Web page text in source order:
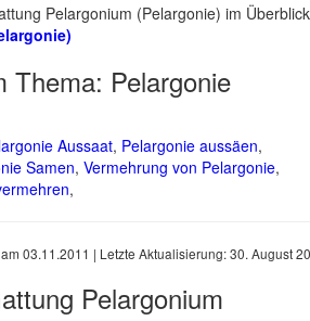
Pelargonium (Pelargonie) im
Thema: Pelargonie
Aussaat, Pelargonie aussäen,
Samen, Vermehrung von Pelargonie,
,
03.11.2011 | Letzte Aktualisierung:30. August
Pelargonium